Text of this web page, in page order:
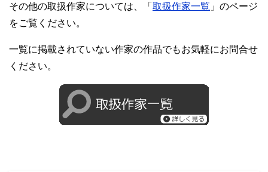
その他の取扱作家については、「 取扱作家一覧 」のページ
をご覧ください。
一覧に掲載されていない作家の作品でもお気軽にお問合せ
ください。